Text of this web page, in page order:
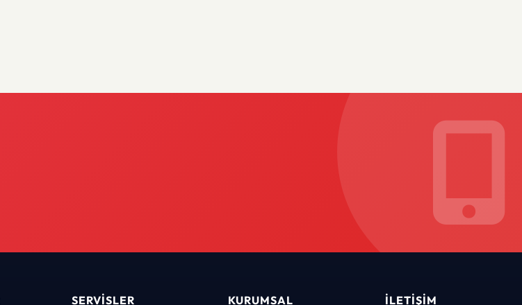
SERVISLER KURUMSAL İLETIŞIM